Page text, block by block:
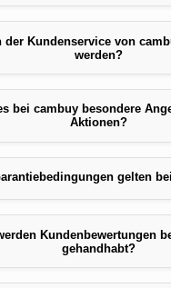
der Kundenservice von
werden?
bei cambuy besondere
Aktionen?
gelten
Kundenbewertungen
gehandhabt?